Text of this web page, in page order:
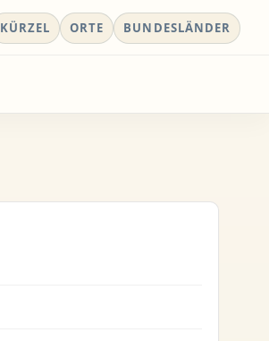
KÜRZEL ORTE BUNDESLÄNDER